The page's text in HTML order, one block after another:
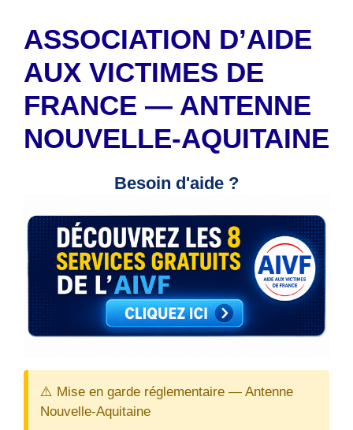
ASSOCIATION D’AIDE
AUX VICTIMES DE
FRANCE — ANTENNE
NOUVELLE-AQUITAINE
Besoin d'aide ?
⚠️ Mise en garde réglementaire — Antenne
Nouvelle-Aquitaine